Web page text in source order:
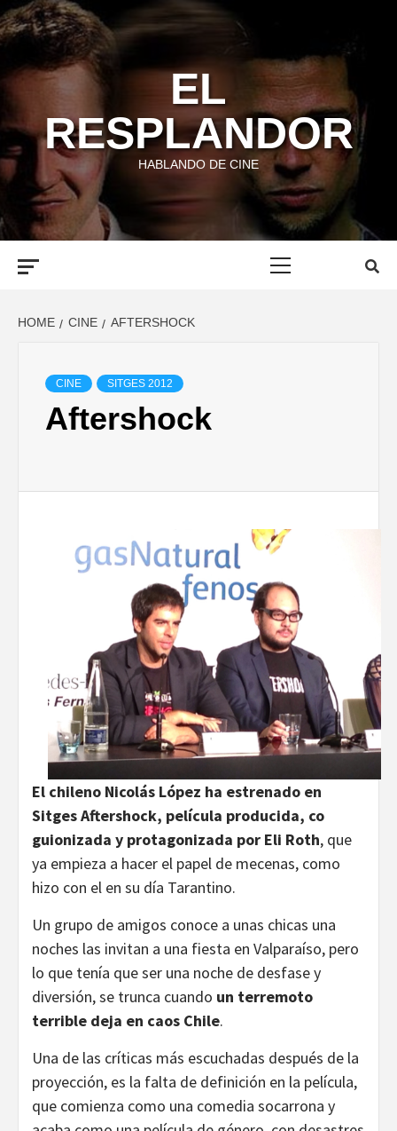
Skip
to
EL
RESPLANDOR
HABLANDO DE CINE
HOME CINE AFTERSHOCK
CINE SITGES 2012
Aftershock
El chileno Nicolás López ha estrenado en
Sitges Aftershock, película producida, co
guionizada y protagonizada por Eli Roth, que
ya empieza a hacer el papel de mecenas, como
hizo con el en su día Tarantino.
Un grupo de amigos conoce a unas chicas una
noches las invitan a una fiesta en Valparaíso, pero
lo que tenía que ser una noche de desfase y
diversión, se trunca cuando un terremoto
terrible deja en caos Chile.
Una de las críticas más escuchadas después de la
proyección, es la falta de definición en la película,
que comienza como una comedia socarrona y